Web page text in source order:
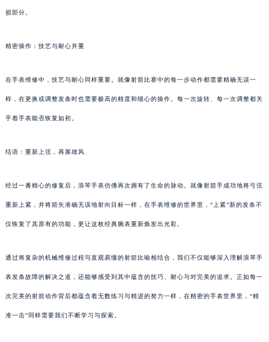
损部分。
精密操作：技艺与耐心并重
在手表维修中，技艺与耐心同样重要。就像射箭比赛中的每一步动作都需要精确无误一
样，在更换或调整发条时也需要极高的精度和细心的操作。每一次旋转、每一次调整都关
乎着手表能否恢复如初。
结语：重新上弦，再展雄风
经过一番精心的修复后，浪琴手表仿佛再次拥有了生命的脉动。就像射箭手成功地将弓弦
重新上紧，并将箭矢准确无误地射向目标一样，在手表维修的世界里，“上紧”新的发条不
仅恢复了其原有的功能，更让这枚经典腕表重新焕发出光彩。
通过将复杂的机械维修过程与直观易懂的射箭比喻相结合，我们不仅能够深入理解浪琴手
表发条故障的解决之道，还能够感受到其中蕴含的技巧、耐心与对完美的追求。正如每一
次完美的射箭动作背后都蕴含着无数练习与精进的努力一样，在精密的手表世界里，“精
准一击”同样需要我们不断学习与探索。